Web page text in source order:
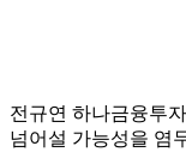
전규연 하나금융투
넘어설 가능성을 염